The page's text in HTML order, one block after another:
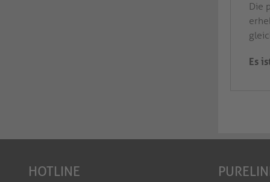
Die
Es
HOTLINE